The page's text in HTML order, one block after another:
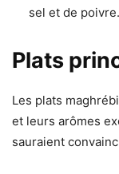
sel et de poivre.
Plats
Les plats
et leurs arômes
sauraient